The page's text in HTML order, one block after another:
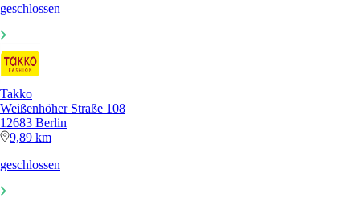
geschlossen
Takko
Weißenhöher Straße 108
12683 Berlin
9,89 km
geschlossen